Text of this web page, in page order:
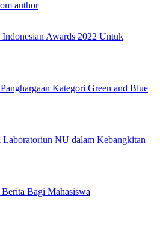
author
Awards 2022 Untuk
Kategori Green and Blue
Laboratoriun NU dalam Kebangkitan
Bagi Mahasiswa